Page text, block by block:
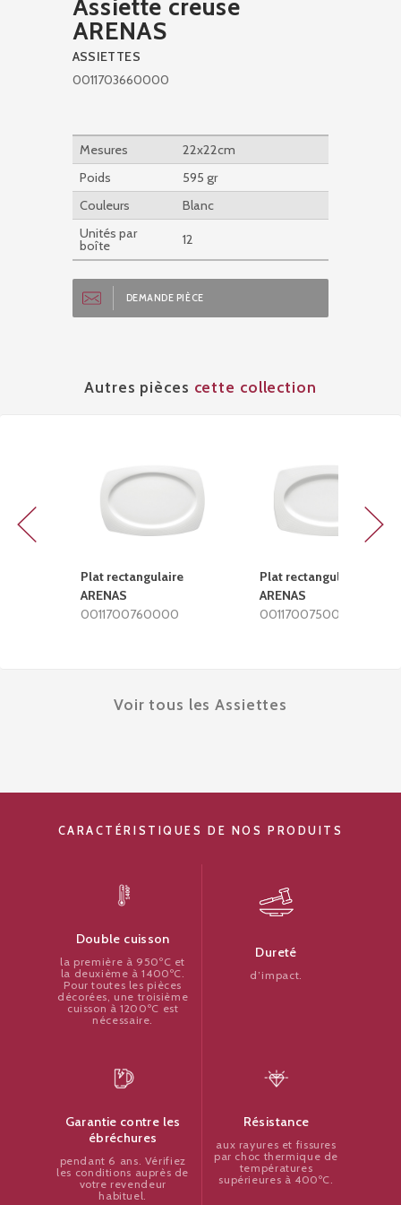
Assiette creuse
ARENAS
ASSIETTES
0011703660000
Mesures
22x22cm
Poids
595 gr
Couleurs
Blanc
Unités par
boîte 12
DEMANDE PIÈCE
Autres pièces cette collection
Plat rectangulaire
ARENAS
0011700760000
Plat rectangulaire
ARENAS
0011700750000
Voir tous les Assiettes
CARACTÉRISTIQUES DE NOS PRODUITS
Double cuisson
la première à 950ºC et
la deuxième à 1400ºC.
Pour toutes les pièces
décorées, une troisième
cuisson à 1200ºC est
nécessaire.
Dureté
d’impact.
Garantie contre les
ébréchures
pendant 6 ans. Vérifiez
les conditions auprès de
votre revendeur
habituel.
Résistance
aux rayures et fissures
par choc thermique de
températures
supérieures à 400ºC.